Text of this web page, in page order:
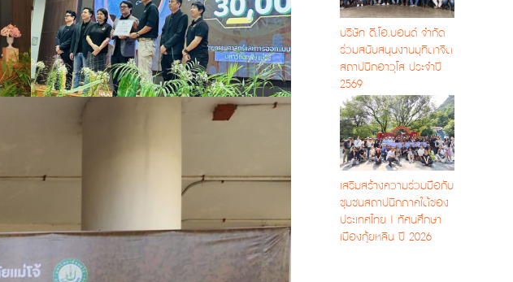
บริษัท ดี.โอ.บอนด์ จำกัด
ร่วมสนับสนุนงานมุทิตาจิต
สถาปนิกอาวุโส ประจำปี
2569
เสริมสร้างความร่วมมือกับ
ชุมชนสถาปนิกภาคใต้ของ
ประเทศไทย | ทัศนศึกษา
เมืองกุ้ยหลิน ปี 2026